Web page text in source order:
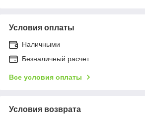
Условия оплаты
Наличными
Безналичный расчет
Все условия оплаты
Условия возврата